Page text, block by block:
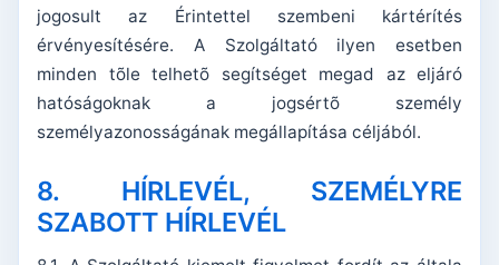
jogosult az Érintettel szembeni kártérítés
érvényesítésére. A Szolgáltató ilyen esetben
minden tõle telhetõ segítséget megad az eljáró
hatóságoknak a jogsértõ személy
személyazonosságának megállapítása céljából.
8. HÍRLEVÉL, SZEMÉLYRE
SZABOTT HÍRLEVÉL